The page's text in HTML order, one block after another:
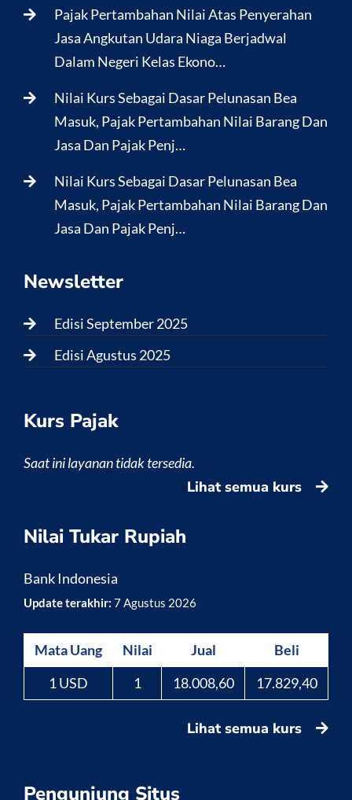
Pajak Pertambahan Nilai Atas Penyerahan
Jasa Angkutan Udara Niaga Berjadwal
Dalam Negeri Kelas Ekono…
Nilai Kurs Sebagai Dasar Pelunasan Bea
Masuk, Pajak Pertambahan Nilai Barang Dan
Jasa Dan Pajak Penj…
Nilai Kurs Sebagai Dasar Pelunasan Bea
Masuk, Pajak Pertambahan Nilai Barang Dan
Jasa Dan Pajak Penj…
Newsletter
Edisi September 2025
Edisi Agustus 2025
Kurs Pajak
Saat ini layanan tidak tersedia.
Lihat semua kurs
Nilai Tukar Rupiah
Bank Indonesia
Update terakhir: 7 Agustus 2026
Mata Uang Nilai Jual
Beli
1 USD
1 18.008,60 17.829,40
Lihat semua kurs
Pengunjung Situs